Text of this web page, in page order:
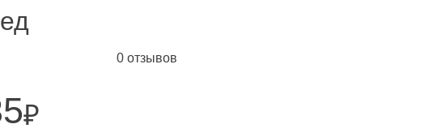
0 отзывов
₽